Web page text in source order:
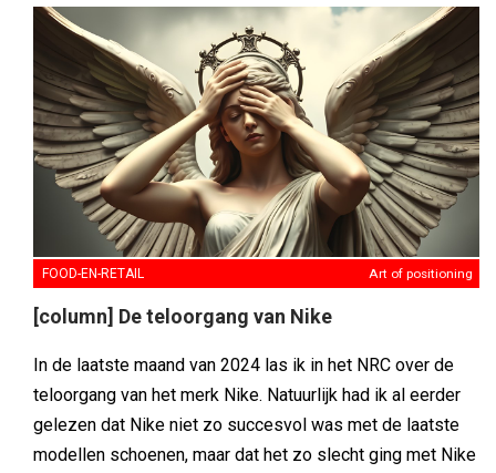
FOOD-EN-RETAIL Art of positioning
[column] De teloorgang van Nike
In de laatste maand van 2024 las ik in het NRC over de
teloorgang van het merk Nike. Natuurlijk had ik al eerder
gelezen dat Nike niet zo succesvol was met de laatste
modellen schoenen, maar dat het zo slecht ging met Nike